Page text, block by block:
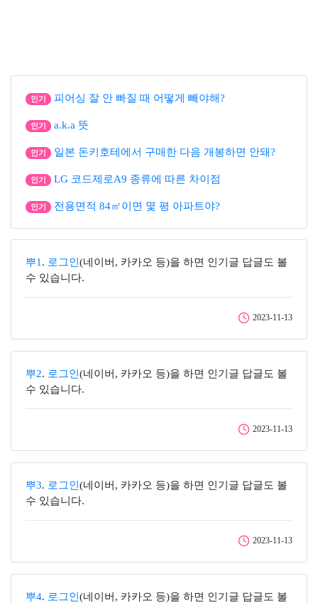
인기 피어싱 잘 안 빠질 때 어떻게 빼야해?
인기 a.k.a 뜻
인기 일본 돈키호테에서 구매한 다음 개봉하면 안돼?
인기 LG 코드제로A9 종류에 따른 차이점
인기 전용면적 84㎡이면 몇 평 아파트야?
뿌1 . 로그인 (네이버, 카카오 등)을 하면 인기글 답글도 볼
수 있습니다.
2023-11-13
뿌2. 로그인 (네이버, 카카오 등)을 하면 인기글 답글도 볼
수 있습니다.
2023-11-13
뿌3. 로그인 (네이버, 카카오 등)을 하면 인기글 답글도 볼
수 있습니다.
2023-11-13
뿌4. 로그인 (네이버, 카카오 등)을 하면 인기글 답글도 볼